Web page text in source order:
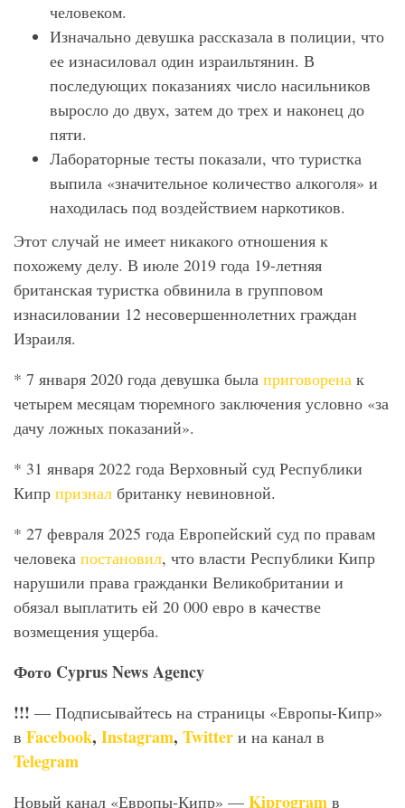
человеком.
Изначально девушка рассказала в полиции, что
ее изнасиловал один израильтянин. В
последующих показаниях число насильников
выросло до двух, затем до трех и наконец до
пяти.
Лабораторные тесты показали, что туристка
выпила «значительное количество алкоголя» и
находилась под воздействием наркотиков.
Этот случай не имеет никакого отношения к
похожему делу. В июле 2019 года 19-летняя
британская туристка обвинила в групповом
изнасиловании 12 несовершеннолетних граждан
Израиля.
* 7 января 2020 года девушка была приговорена к
четырем месяцам тюремного заключения условно «за
дачу ложных показаний».
* 31 января 2022 года Верховный суд Республики
Кипр признал британку невиновной.
* 27 февраля 2025 года Европейский суд по правам
человека постановил, что власти Республики Кипр
нарушили права гражданки Великобритании и
обязал выплатить ей 20 000 евро в качестве
возмещения ущерба.
Фото Cyprus News Agency
!!! — Подписывайтесь на страницы «Европы-Кипр»
в Facebook, Instagram, Twitter и на канал в
Telegram
Новый канал «Европы-Кипр» — Kiprogram в